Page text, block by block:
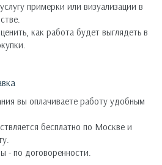
примерки или визуализации в
как работа будет выглядеть в
вы оплачиваете работу удобным
бесплатно по Москве и
- по договоренности.